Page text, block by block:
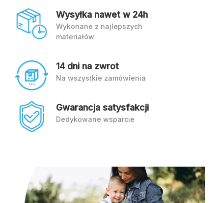
Wysyłka nawet w 24h
Wykonane z najlepszych
materiałów
14 dni na zwrot
Na wszystkie zamówienia
Gwarancja satysfakcji
Dedykowane wsparcie